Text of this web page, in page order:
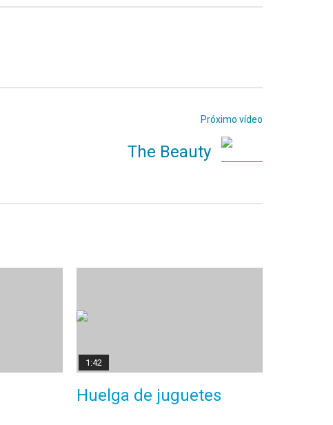
Próximo vídeo
The Beauty
1:42
Huelga de juguetes